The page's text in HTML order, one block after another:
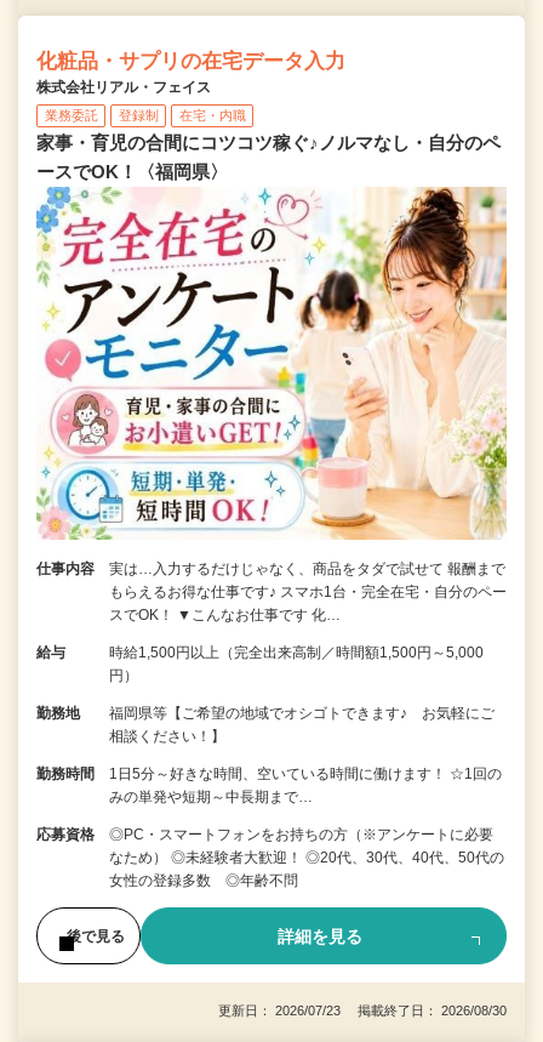
化粧品・サプリの在宅データ入力
株式会社リアル・フェイス
業務委託 登録制 在宅・内職
家事・育児の合間にコツコツ稼ぐ♪ノルマなし・自分のペ
ースでOK！〈福岡県〉
仕事内容
実は…入力するだけじゃなく、商品をタダで試せて 報酬まで
もらえるお得な仕事です♪ スマホ1台・完全在宅・自分のペー
スでOK！ ▼こんなお仕事です 化…
給与
時給1,500円以上（完全出来高制／時間額1,500円～5,000
円）
勤務地
福岡県等【ご希望の地域でオシゴトできます♪ お気軽にご
相談ください！】
勤務時間
1日5分～好きな時間、空いている時間に働けます！ ☆1回の
みの単発や短期～中長期まで…
応募資格
◎PC・スマートフォンをお持ちの方（※アンケートに必要
なため） ◎未経験者大歓迎！ ◎20代、30代、40代、50代の
女性の登録多数 ◎年齢不問
後で見る 詳細を見る
更新日： 2026/07/23 掲載終了日： 2026/08/30